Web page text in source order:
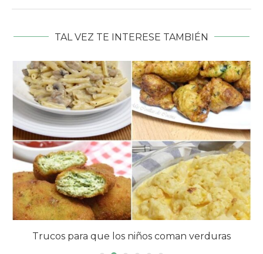
TAL VEZ TE INTERESE TAMBIÉN
Miel: Propiedades y beneficios